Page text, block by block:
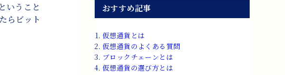
いうこと
らビット
おすすめ記事
仮想通貨とは
仮想通貨のよくある質問
ブロックチェーンとは
仮想通貨の選び方とは